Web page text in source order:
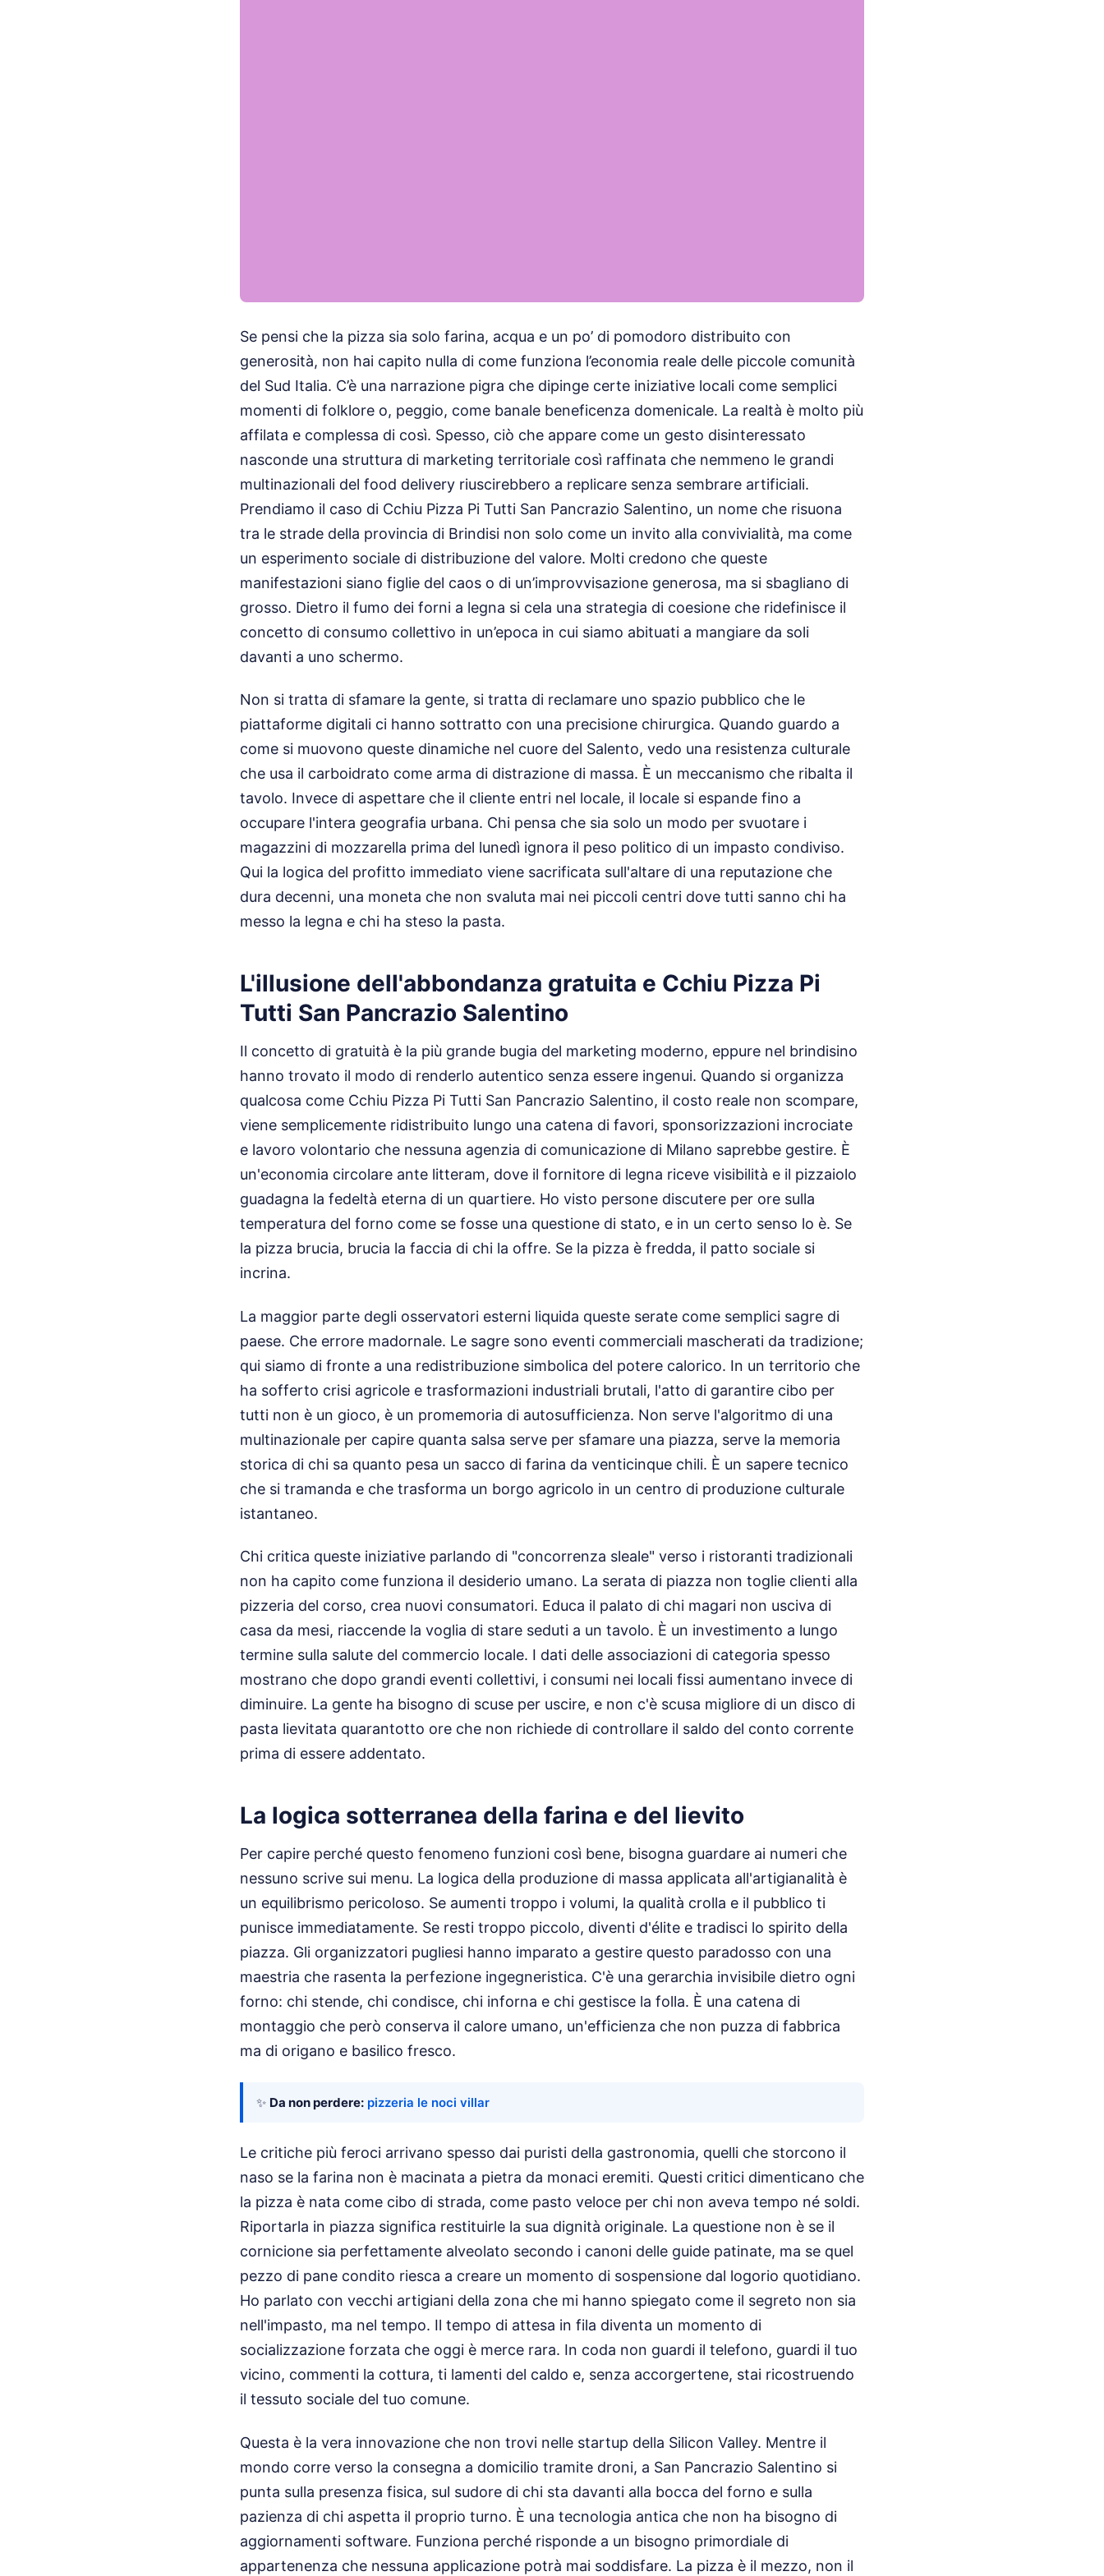
Se pensi che la pizza sia solo farina, acqua e un po’ di pomodoro distribuito con
generosità, non hai capito nulla di come funziona l’economia reale delle piccole comunità
del Sud Italia. C’è una narrazione pigra che dipinge certe iniziative locali come semplici
momenti di folklore o, peggio, come banale beneficenza domenicale. La realtà è molto più
affilata e complessa di così. Spesso, ciò che appare come un gesto disinteressato
nasconde una struttura di marketing territoriale così raffinata che nemmeno le grandi
multinazionali del food delivery riuscirebbero a replicare senza sembrare artificiali.
Prendiamo il caso di Cchiu Pizza Pi Tutti San Pancrazio Salentino, un nome che risuona
tra le strade della provincia di Brindisi non solo come un invito alla convivialità, ma come
un esperimento sociale di distribuzione del valore. Molti credono che queste
manifestazioni siano figlie del caos o di un’improvvisazione generosa, ma si sbagliano di
grosso. Dietro il fumo dei forni a legna si cela una strategia di coesione che ridefinisce il
concetto di consumo collettivo in un’epoca in cui siamo abituati a mangiare da soli
davanti a uno schermo.
Non si tratta di sfamare la gente, si tratta di reclamare uno spazio pubblico che le
piattaforme digitali ci hanno sottratto con una precisione chirurgica. Quando guardo a
come si muovono queste dinamiche nel cuore del Salento, vedo una resistenza culturale
che usa il carboidrato come arma di distrazione di massa. È un meccanismo che ribalta il
tavolo. Invece di aspettare che il cliente entri nel locale, il locale si espande fino a
occupare l'intera geografia urbana. Chi pensa che sia solo un modo per svuotare i
magazzini di mozzarella prima del lunedì ignora il peso politico di un impasto condiviso.
Qui la logica del profitto immediato viene sacrificata sull'altare di una reputazione che
dura decenni, una moneta che non svaluta mai nei piccoli centri dove tutti sanno chi ha
messo la legna e chi ha steso la pasta.
L'illusione dell'abbondanza gratuita e Cchiu Pizza Pi
Tutti San Pancrazio Salentino
Il concetto di gratuità è la più grande bugia del marketing moderno, eppure nel brindisino
hanno trovato il modo di renderlo autentico senza essere ingenui. Quando si organizza
qualcosa come Cchiu Pizza Pi Tutti San Pancrazio Salentino, il costo reale non scompare,
viene semplicemente ridistribuito lungo una catena di favori, sponsorizzazioni incrociate
e lavoro volontario che nessuna agenzia di comunicazione di Milano saprebbe gestire. È
un'economia circolare ante litteram, dove il fornitore di legna riceve visibilità e il pizzaiolo
guadagna la fedeltà eterna di un quartiere. Ho visto persone discutere per ore sulla
temperatura del forno come se fosse una questione di stato, e in un certo senso lo è. Se
la pizza brucia, brucia la faccia di chi la offre. Se la pizza è fredda, il patto sociale si
incrina.
La maggior parte degli osservatori esterni liquida queste serate come semplici sagre di
paese. Che errore madornale. Le sagre sono eventi commerciali mascherati da tradizione;
qui siamo di fronte a una redistribuzione simbolica del potere calorico. In un territorio che
ha sofferto crisi agricole e trasformazioni industriali brutali, l'atto di garantire cibo per
tutti non è un gioco, è un promemoria di autosufficienza. Non serve l'algoritmo di una
multinazionale per capire quanta salsa serve per sfamare una piazza, serve la memoria
storica di chi sa quanto pesa un sacco di farina da venticinque chili. È un sapere tecnico
che si tramanda e che trasforma un borgo agricolo in un centro di produzione culturale
istantaneo.
Chi critica queste iniziative parlando di "concorrenza sleale" verso i ristoranti tradizionali
non ha capito come funziona il desiderio umano. La serata di piazza non toglie clienti alla
pizzeria del corso, crea nuovi consumatori. Educa il palato di chi magari non usciva di
casa da mesi, riaccende la voglia di stare seduti a un tavolo. È un investimento a lungo
termine sulla salute del commercio locale. I dati delle associazioni di categoria spesso
mostrano che dopo grandi eventi collettivi, i consumi nei locali fissi aumentano invece di
diminuire. La gente ha bisogno di scuse per uscire, e non c'è scusa migliore di un disco di
pasta lievitata quarantotto ore che non richiede di controllare il saldo del conto corrente
prima di essere addentato.
La logica sotterranea della farina e del lievito
Per capire perché questo fenomeno funzioni così bene, bisogna guardare ai numeri che
nessuno scrive sui menu. La logica della produzione di massa applicata all'artigianalità è
un equilibrismo pericoloso. Se aumenti troppo i volumi, la qualità crolla e il pubblico ti
punisce immediatamente. Se resti troppo piccolo, diventi d'élite e tradisci lo spirito della
piazza. Gli organizzatori pugliesi hanno imparato a gestire questo paradosso con una
maestria che rasenta la perfezione ingegneristica. C'è una gerarchia invisibile dietro ogni
forno: chi stende, chi condisce, chi inforna e chi gestisce la folla. È una catena di
montaggio che però conserva il calore umano, un'efficienza che non puzza di fabbrica
ma di origano e basilico fresco.
✨ Da non perdere: pizzeria le noci villar
Le critiche più feroci arrivano spesso dai puristi della gastronomia, quelli che storcono il
naso se la farina non è macinata a pietra da monaci eremiti. Questi critici dimenticano che
la pizza è nata come cibo di strada, come pasto veloce per chi non aveva tempo né soldi.
Riportarla in piazza significa restituirle la sua dignità originale. La questione non è se il
cornicione sia perfettamente alveolato secondo i canoni delle guide patinate, ma se quel
pezzo di pane condito riesca a creare un momento di sospensione dal logorio quotidiano.
Ho parlato con vecchi artigiani della zona che mi hanno spiegato come il segreto non sia
nell'impasto, ma nel tempo. Il tempo di attesa in fila diventa un momento di
socializzazione forzata che oggi è merce rara. In coda non guardi il telefono, guardi il tuo
vicino, commenti la cottura, ti lamenti del caldo e, senza accorgertene, stai ricostruendo
il tessuto sociale del tuo comune.
Questa è la vera innovazione che non trovi nelle startup della Silicon Valley. Mentre il
mondo corre verso la consegna a domicilio tramite droni, a San Pancrazio Salentino si
punta sulla presenza fisica, sul sudore di chi sta davanti alla bocca del forno e sulla
pazienza di chi aspetta il proprio turno. È una tecnologia antica che non ha bisogno di
aggiornamenti software. Funziona perché risponde a un bisogno primordiale di
appartenenza che nessuna applicazione potrà mai soddisfare. La pizza è il mezzo, non il